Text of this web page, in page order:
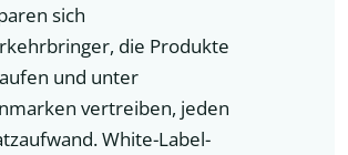
sich
die Produkte
und unter
vertreiben, jeden
White-Label-